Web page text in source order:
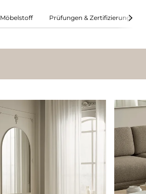
Möbelstoff Prüfungen & Zertifizierungen